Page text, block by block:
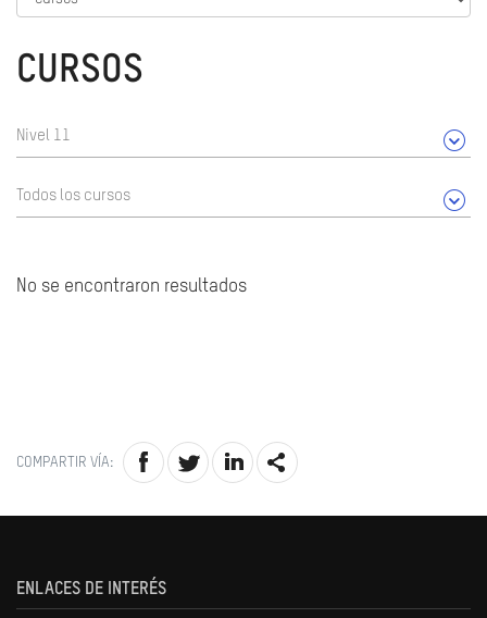
CURSOS
Nivel 11
Todos los cursos
No se encontraron resultados
COMPARTIR VÍA:
ENLACES DE INTERÉS